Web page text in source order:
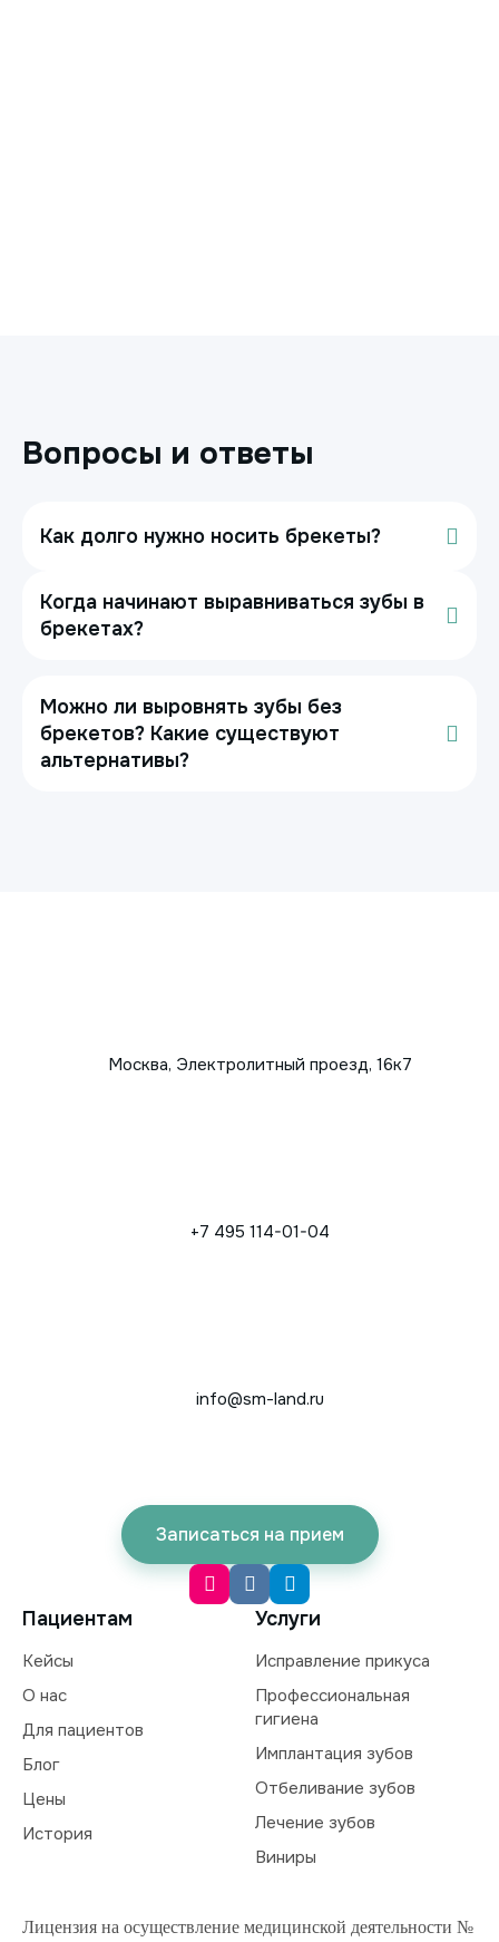
Вопросы и ответы
Как долго нужно носить брекеты?
Когда начинают выравниваться зубы в
брекетах?
Можно ли выровнять зубы без
брекетов? Какие существуют
альтернативы?
Москва, Электролитный проезд, 16к7
+7 495 114-01-04
info@sm-land.ru
Записаться на прием
Пациентам
Кейсы
О нас
Для пациентов
Блог
Цены
История
Услуги
Исправление прикуса
Профессиональная
гигиена
Имплантация зубов
Отбеливание зубов
Лечение зубов
Виниры
Лицензия на осуществление медицинской деятельности №